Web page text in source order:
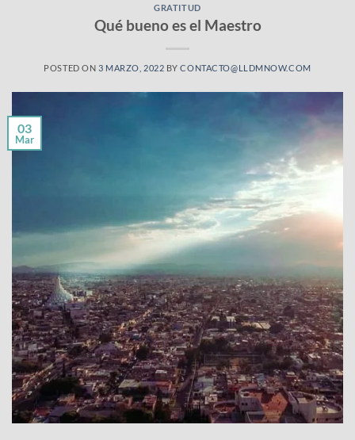
GRATITUD
Qué bueno es el Maestro
POSTED ON 3 MARZO, 2022 BYCONTACTO@LLDMNOW.COM
03
Mar